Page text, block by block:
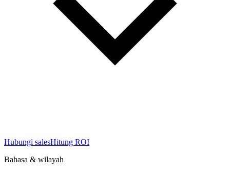
Hubungi salesHitung ROI
Bahasa & wilayah